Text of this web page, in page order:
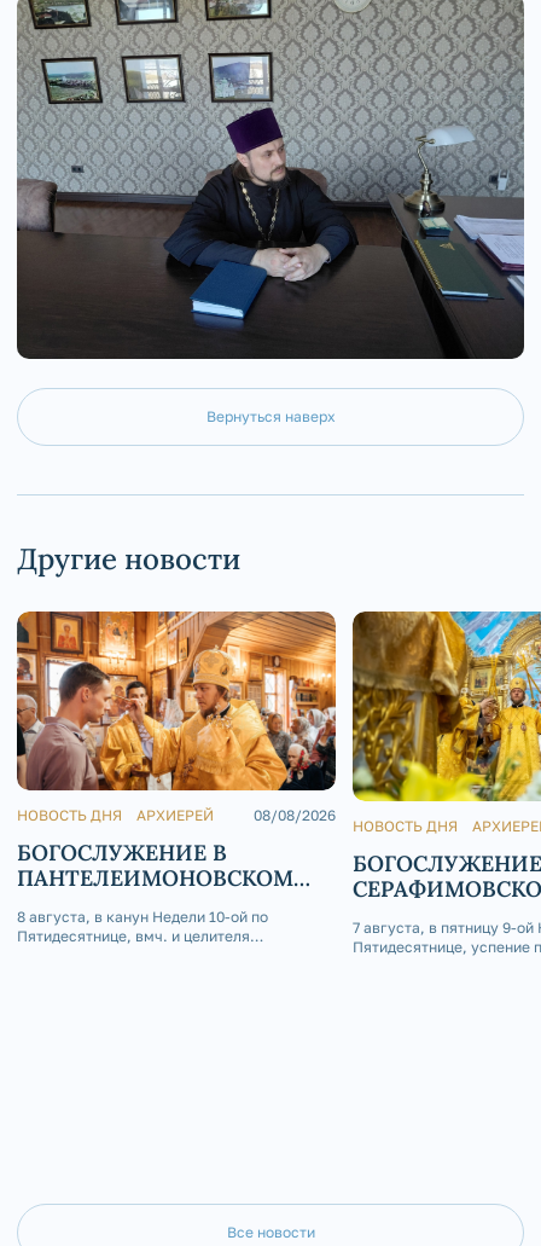
Вернуться наверх
Другие новости
Все новости
НОВОСТЬ ДНЯ АРХИЕРЕЙ 08/08/2026
БОГОСЛУЖЕНИЕ В
ПАНТЕЛЕИМОНОВСКОМ
8 августа, в канун Недели 10-ой по
Пятидесятнице, вмч. и целителя
НОВОСТЬ ДНЯ
7 августа, в пятницу 9-ой
Пятидесятнице, успение